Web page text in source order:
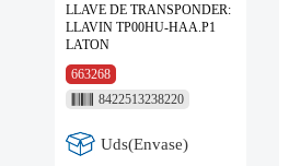
LLAVE DE TRANSPONDER:
LLAVIN TP00HU-HAA.P1
LATON
663268
8422513238220
Uds(Envase)